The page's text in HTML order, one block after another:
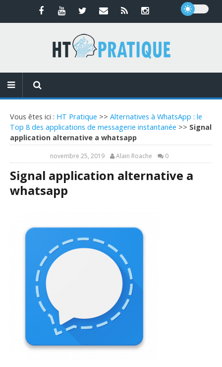
Vous êtes ici : HT Pratique >> Alternatives à WhatsApp : le
Top 8 des applications de messagerie instantanée >> Signal
application alternative a whatsapp
novembre 25, 2019 Alain Roache 0
Signal application alternative a
whatsapp